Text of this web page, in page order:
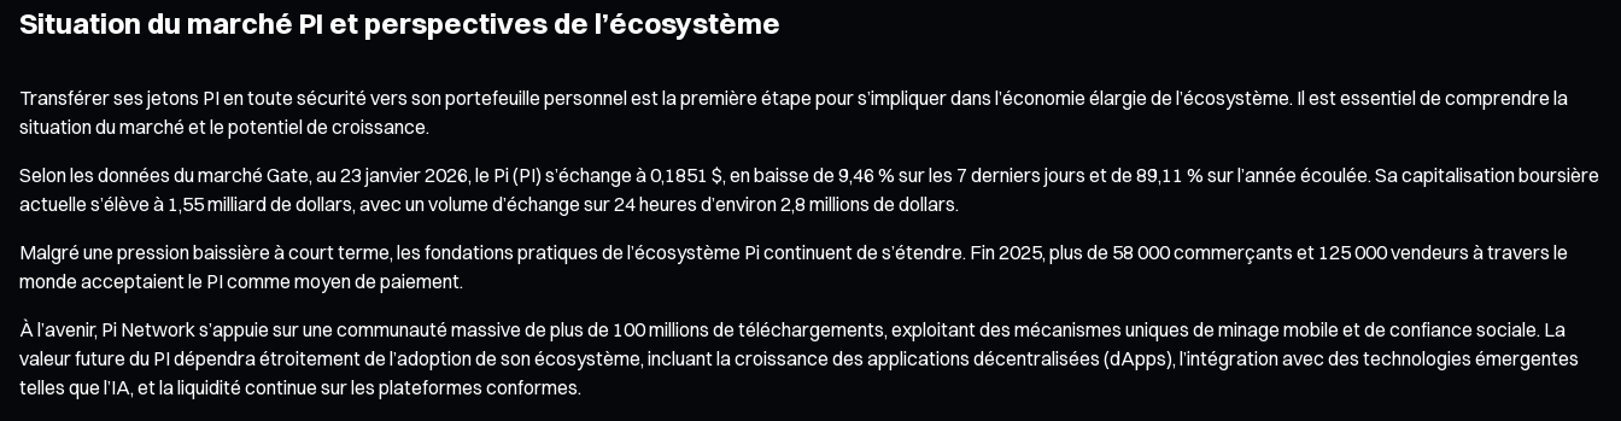
Situation du marché PI et perspectives de l’écosystème
Transférer ses jetons PI en toute sécurité vers son portefeuille personnel est la première étape pour s’impliquer dans l’économie élargie de l’écosystème. Il est essentiel de comprendre la
situation du marché et le potentiel de croissance.
Selon les données du marché Gate, au 23 janvier 2026, le Pi (PI) s’échange à 0,1851 $, en baisse de 9,46 % sur les 7 derniers jours et de 89,11 % sur l’année écoulée. Sa capitalisation boursière
actuelle s’élève à 1,55 milliard de dollars, avec un volume d’échange sur 24 heures d’environ 2,8 millions de dollars.
Malgré une pression baissière à court terme, les fondations pratiques de l’écosystème Pi continuent de s’étendre. Fin 2025, plus de 58 000 commerçants et 125 000 vendeurs à travers le
monde acceptaient le PI comme moyen de paiement.
À l’avenir, Pi Network s’appuie sur une communauté massive de plus de 100 millions de téléchargements, exploitant des mécanismes uniques de minage mobile et de confiance sociale. La
valeur future du PI dépendra étroitement de l’adoption de son écosystème, incluant la croissance des applications décentralisées (dApps), l’intégration avec des technologies émergentes
telles que l’IA, et la liquidité continue sur les plateformes conformes.